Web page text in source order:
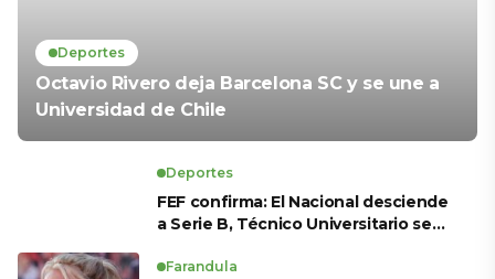
Deportes
Octavio Rivero deja Barcelona SC y se une a
Universidad de Chile
Deportes
FEF confirma: El Nacional desciende
a Serie B, Técnico Universitario se
para LigaPro 2026
Farandula